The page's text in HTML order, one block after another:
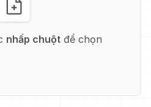
nhấp chuộtđể chọn